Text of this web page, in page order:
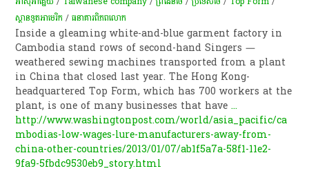
ស្ថានទូតអាមេរិក /ធនាគារពិភពលោក
Inside a gleaming white-and-blue garment factory in
Cambodia stand rows of second-hand Singers —
weathered sewing machines transported from a plant
in China that closed last year. The Hong Kong-
headquartered Top Form, which has 700 workers at the
plant, is one of many businesses that have...
http://www.washingtonpost.com/world/asia_pacific/ca
mbodias-low-wages-lure-manufacturers-away-from-
china-other-countries/2013/01/07/ab1f5a7a-58f1-11e2-
9fa9-5fbdc9530eb9_story.html